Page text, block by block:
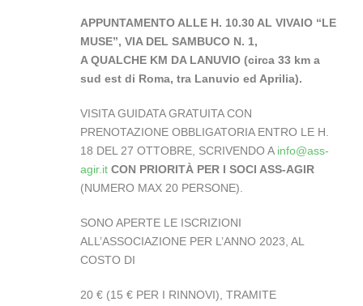
APPUNTAMENTO ALLE H. 10.30 AL VIVAIO “LE
MUSE”, VIA DEL SAMBUCO N. 1,
A QUALCHE KM DA LANUVIO (circa 33 km a
sud est di Roma, tra Lanuvio ed Aprilia).
VISITA GUIDATA GRATUITA CON
PRENOTAZIONE OBBLIGATORIA ENTRO LE H.
18 DEL 27 OTTOBRE, SCRIVENDO A info@ass-
agir.it CON PRIORITÀ PER I SOCI ASS-AGIR
(NUMERO MAX 20 PERSONE).
SONO APERTE LE ISCRIZIONI
ALL’ASSOCIAZIONE PER L’ANNO 2023, AL
COSTO DI
20 € (15 € PER I RINNOVI), TRAMITE